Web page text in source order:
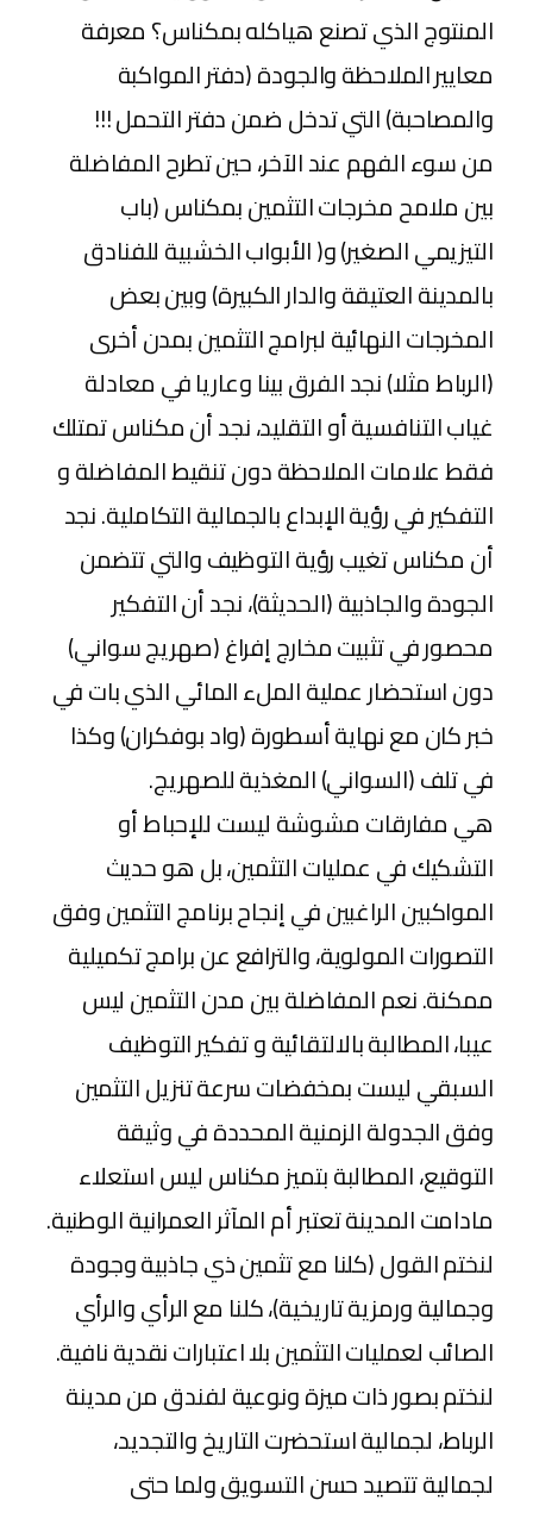
المنتوج الذي تصنع هياكله بمكناس؟ معرفة
معايير الملاحظة والجودة (دفتر المواكبة
والمصاحبة) التي تدخل ضمن دفتر التحمل !!!
من سوء الفهم عند الآخر، حين تطرح المفاضلة
بين ملامح مخرجات التثمين بمكناس (باب
التيزيمي الصغير) و( الأبواب الخشبية للفنادق
بالمدينة العتيقة والدار الكبيرة) وبين بعض
المخرجات النهائية لبرامج التثمين بمدن أخرى
(الرباط مثلا) نجد الفرق بينا وعاريا في معادلة
غياب التنافسية أو التقليد، نجد أن مكناس تمتلك
فقط علامات الملاحظة دون تنقيط المفاضلة و
التفكير في رؤية الإبداع بالجمالية التكاملية. نجد
أن مكناس تغيب رؤية التوظيف والتي تتضمن
الجودة والجاذبية (الحديثة)، نجد أن التفكير
محصور في تثبيت مخارج إفراغ (صهريج سواني)
دون استحضار عملية الملء المائي الذي بات في
خبر كان مع نهاية أسطورة (واد بوفكران) وكذا
في تلف (السواني) المغذية للصهريج.
هي مفارقات مشوشة ليست للإحباط أو
التشكيك في عمليات التثمين، بل هو حديث
المواكبين الراغبين في إنجاح برنامج التثمين وفق
التصورات المولوية، والترافع عن برامج تكميلية
ممكنة. نعم المفاضلة بين مدن التثمين ليس
عيبا، المطالبة بالالتقائية و تفكير التوظيف
السبقي ليست بمخفضات سرعة تنزيل التثمين
وفق الجدولة الزمنية المحددة في وثيقة
التوقيع، المطالبة بتميز مكناس ليس استعلاء
مادامت المدينة تعتبر أم المآثر العمرانية الوطنية.
لنختم القول (كلنا مع تثمين ذي جاذبية وجودة
وجمالية ورمزية تاريخية)، كلنا مع الرأي والرأي
الصائب لعمليات التثمين بلا اعتبارات نقدية نافية.
لنختم بصور ذات ميزة ونوعية لفندق من مدينة
الرباط، لجمالية استحضرت التاريخ والتجديد،
لجمالية تتصيد حسن التسويق ولما حتى